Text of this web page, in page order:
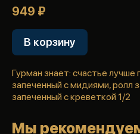
949 ₽
В корзину
Гурман знает: счастье
запеченный с мидиями, ролл
запеченный с креветкой 1/2
Мы